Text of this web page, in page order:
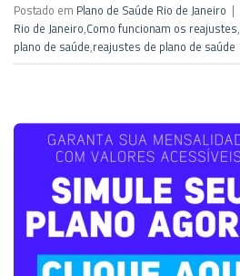
Postado em Plano de Saúde Rio de Janeiro |
Rio de Janeiro,Como funcionam os reajustes,
plano de saúde,reajustes de plano de saúde